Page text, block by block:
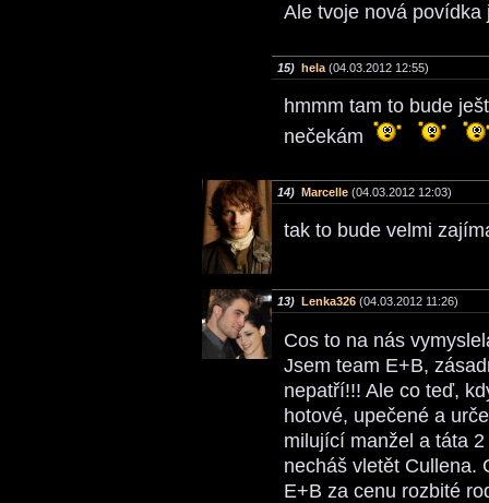
Ale tvoje nová
15) hela (04.03.2012 12:55)
hmmm tam to bude
nečekám
14) Marcelle (04.03.2012 12:03)
tak to bude velmi
13) Lenka326 (04.03.2012 11:26)
Cos to na nás
Jsem team E+B,
nepatří!!! Ale co teď,
hotové, upečené a
milující manžel a táta
necháš vletět Cullena.
E+B za cenu rozbité